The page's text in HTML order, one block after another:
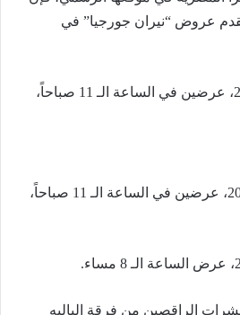
عروض “نيران جورجيا” في
يوم الأربعاء 19 فبراير 2020، عرضين في الساعة الـ 11 صباحاً،
يوم الخميس 20 فبراير 2020، عرضين في الساعة الـ 11 صباحاً،
الراقصين من فرقة الباليه